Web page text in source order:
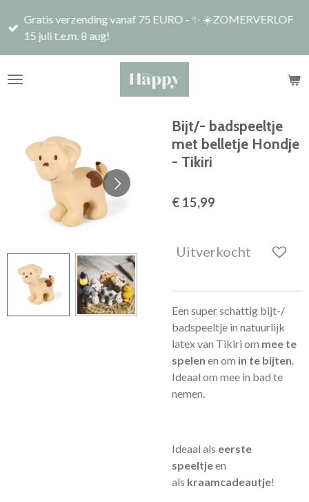
direct
hoofdinhoud
Gratis verzending vanaf 75 EURO - ✨ ☀️ZOMERVERLOF
15 juli t.e.m. 8 aug!
Bijt/- badspeeltje
met belletje Hondje
- Tikiri
€ 15,99
Uitverkocht
Een super schattig bijt-/
badspeeltje in natuurlijk
latex van Tikiri om mee te
spelen en om in te bijten.
Ideaal om mee in bad te
nemen.
Ideaal als eerste
speeltjeen
als kraamcadeautje!